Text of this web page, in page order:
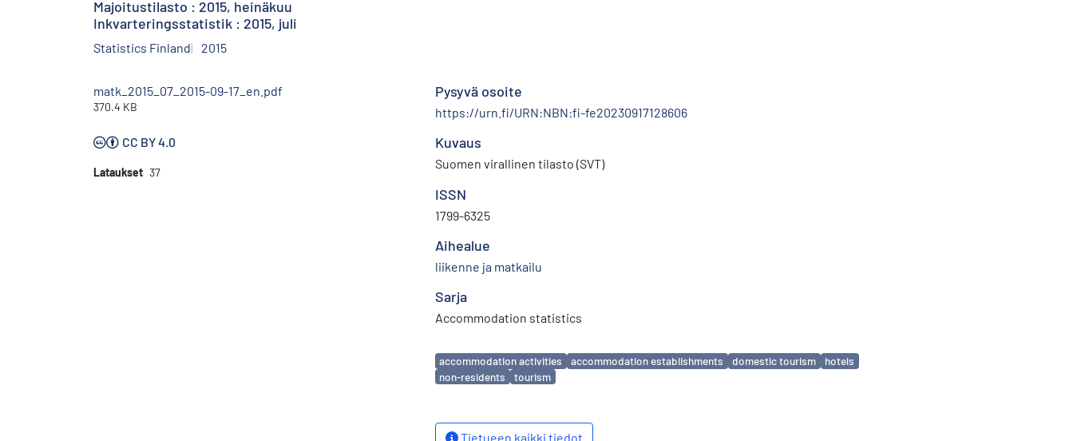
Majoitustilasto : 2015, heinäkuu
Inkvarteringsstatistik : 2015, juli
Statistics Finland 2015
matk_2015_07_2015-09-17_en.pdf
370.4 KB
CC BY 4.0
Lataukset 37
Pysyvä osoite
https://urn.fi/URN:NBN:fi-fe20230917128606
Kuvaus
Suomen virallinen tilasto (SVT)
ISSN
1799-6325
Aihealue
liikenne ja matkailu
Sarja
Accommodation statistics
Avainsanat
accommodation activities accommodation establishments domestic tourism
hotels
non-residents
tourism
Tietueen kaikki tiedot